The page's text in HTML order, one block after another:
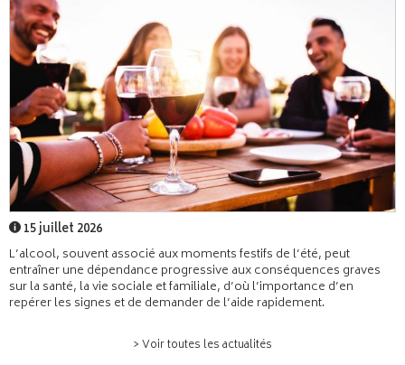
15 juillet 2026
L’alcool, souvent associé aux moments festifs de l’été, peut
entraîner une dépendance progressive aux conséquences graves
sur la santé, la vie sociale et familiale, d’où l’importance d’en
repérer les signes et de demander de l’aide rapidement.
> Voir toutes les actualités